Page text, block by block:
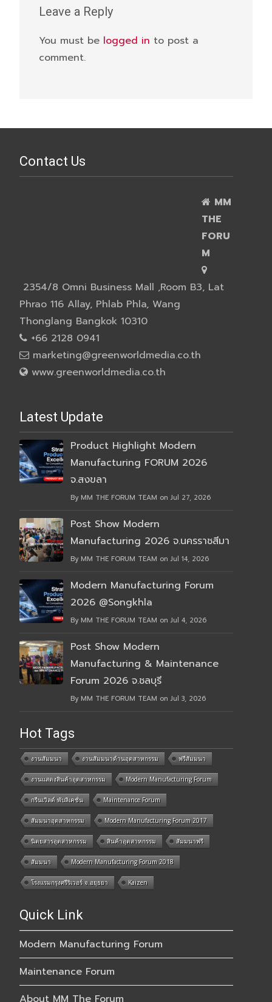
Leave a Reply
You must be logged in to post a
comment.
Contact Us
MM
THE
FORU
M
2354/8 Omni Business Mall ,Room B3, Lat
Phrao 116 Allay, Phlab Phla, Wang
Thonglang Bangkok 10310
+66 2128 0941
marketing@greenworldmedia.co.th
www.greenworldmedia.co.th
Latest Update
Product Highlight Modern
Manufacturing FORUM 2026
จ.สงขลา
By MM THE FORUM TEAM on Jul 27, 2026
Post Show Modern
Manufacturing 2026 จ.นครราชสีมา
By MM THE FORUM TEAM on Jul 14, 2026
Modern Manufacturing Forum
2026 @Songkhla
By MM THE FORUM TEAM on Jul 4, 2026
Post Show Modern
Manufacturing & Maintenance
Forum 2026 จ.ชลบุรี
By MM THE FORUM TEAM on Jul 3, 2026
Hot Tags
งานสัมมนา งานสัมมนาด้านอุตสาหกรรม ฟรีสัมมนา
งานแสดงสินค้าอุตสาหกรรม Modern Manufacturing Forum
กรีนเวิลด์ พับลิเคชั่น Maintenance Forum
สัมมนาอุตสาหกรรม Modern Manufacturing Forum 2017
นิตยสารอุตสาหกรรม สินค้าอุตสาหกรรม สัมมนาฟรี
สัมมนา Modern Manufacturing Forum 2018
โรงแรมกรุงศรีริเวอร์ จ.อยุธยา Kaizen
Quick Link
Modern Manufacturing Forum
Maintenance Forum